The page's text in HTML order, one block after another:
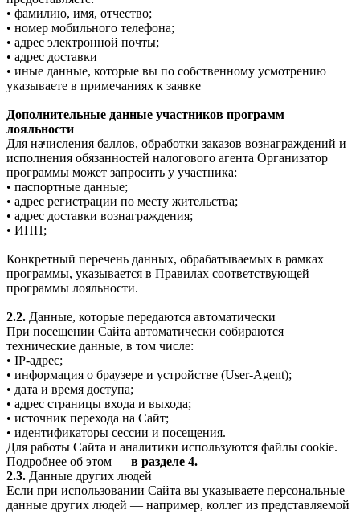
• фамилию, имя, отчество;
• номер мобильного телефона;
• адрес электронной почты;
• адрес доставки
• иные данные, которые вы по собственному усмотрению
указываете в примечаниях к заявке
Дополнительные данные участников программ
лояльности
Для начисления баллов, обработки заказов вознаграждений и
исполнения обязанностей налогового агента Организатор
программы может запросить у участника:
• паспортные данные;
• адрес регистрации по месту жительства;
• адрес доставки вознаграждения;
• ИНН;
Конкретный перечень данных, обрабатываемых в рамках
программы, указывается в Правилах соответствующей
программы лояльности.
2.2. Данные, которые передаются автоматически
При посещении Сайта автоматически собираются
технические данные, в том числе:
• IP-адрес;
• информация о браузере и устройстве (User-Agent);
• дата и время доступа;
• адрес страницы входа и выхода;
• источник перехода на Сайт;
• идентификаторы сессии и посещения.
Для работы Сайта и аналитики используются файлы cookie.
Подробнее об этом — в разделе 4.
2.3. Данные других людей
Если при использовании Сайта вы указываете персональные
данные других людей — например, коллег из представляемой